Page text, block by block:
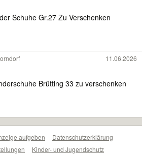
Schuhe Gr.27 Zu Verschenken
11.06.2026
Brütting 33 zu verschenken
aufgeben
Datenschutzerklärung
Kinder- und Jugendschutz